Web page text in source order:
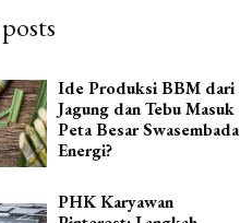
posts
Ide Produksi BBM dari
Jagung dan Tebu Masuk
Peta Besar Swasembada
Energi?
PHK Karyawan